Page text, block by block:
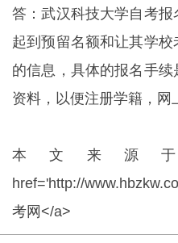
答：武汉科技大学自考
起到预留名额和让其学
的信息，具体的报名手
资料，以便注册学籍，网
本文来源
href='http://
考网</a>